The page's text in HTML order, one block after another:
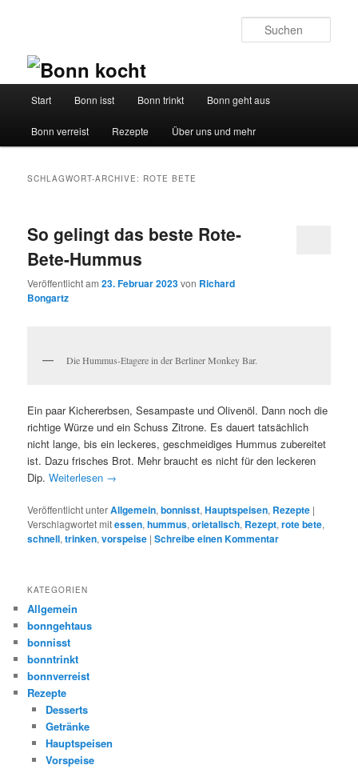
Zum
Inhalt
Zum
sekundären
Start Bonn isst Bonn trinkt Bonn geht aus
Bonn verreist Rezepte Über uns und mehr
SCHLAGWORT-ARCHIVE: ROTE BETE
So gelingt das beste Rote-
Bete-Hummus
Veröffentlicht am23. Februar 2023von Richard
Bongartz
Die Hummus-Etagere in der Berliner Monkey Bar.
Ein paar Kichererbsen, Sesampaste und Olivenöl. Dann noch die
richtige Würze und ein Schuss Zitrone. Es dauert tatsächlich
nicht lange, bis ein leckeres, geschmeidiges Hummus zubereitet
ist. Dazu frisches Brot. Mehr braucht es nicht für den leckeren
Dip.Weiterlesen →
Veröffentlicht unterAllgemein,bonnisst,Hauptspeisen, Rezepte |
Verschlagwortet mitessen,hummus,orietalisch, Rezept,rote bete,
schnell,trinken,vorspeise |Schreibe einen Kommentar
KATEGORIEN
Allgemein
bonngehtaus
bonnisst
bonntrinkt
bonnverreist
Rezepte
Desserts
Getränke
Hauptspeisen
Vorspeise